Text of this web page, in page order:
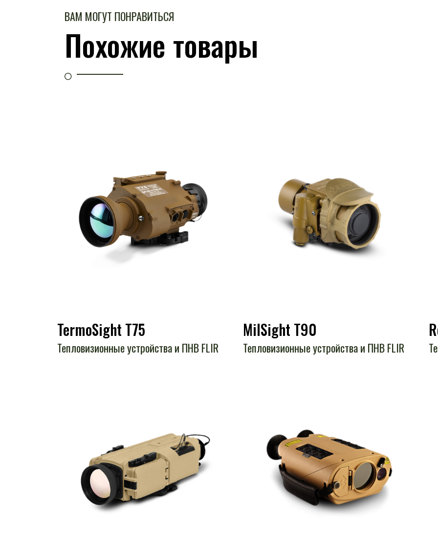
ВАМ МОГУТ ПОНРАВИТЬСЯ
Похожие товары
TermoSight T75
Тепловизионные устройства и ПНВ FLIR
MilSight T90
Тепловизионные устройства и ПНВ FLIR